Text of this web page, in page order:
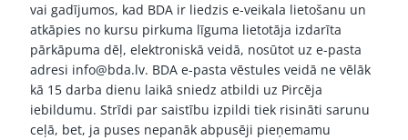
vai gadījumos, kad BDA ir liedzis e-veikala lietošanu un
atkāpies no kursu pirkuma līguma lietotāja izdarīta
pārkāpuma dēļ, elektroniskā veidā, nosūtot uz e-pasta
adresi info@bda.lv. BDA e-pasta vēstules veidā ne vēlāk
kā 15 darba dienu laikā sniedz atbildi uz Pircēja
iebildumu. Strīdi par saistību izpildi tiek risināti sarunu
ceļā, bet, ja puses nepanāk abpusēji pieņemamu